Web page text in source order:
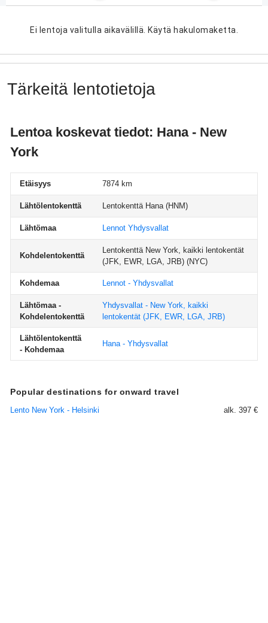
Ei lentoja valitulla aikavälillä. Käytä hakulomaketta.
Tärkeitä lentotietoja
Lentoa koskevat tiedot: Hana - New
York
Etäisyys 7874 km
Lähtölentokenttä Lentokenttä Hana(HNM)
Lähtömaa Lennot Yhdysvallat
Kohdelentokenttä
Lentokenttä New York, kaikki lentokentät
(JFK, EWR, LGA, JRB) (NYC)
Kohdemaa Lennot - Yhdysvallat
Lähtömaa -
Kohdelentokenttä
Yhdysvallat - New York, kaikki
lentokentät (JFK, EWR, LGA, JRB)
Lähtölentokenttä
- Kohdemaa
Hana - Yhdysvallat
Popular destinations for onward travel
Lento New York - Helsinki alk. 397 €